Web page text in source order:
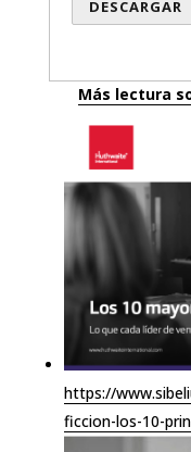
Más lectura
https://
ficcion-los-10-